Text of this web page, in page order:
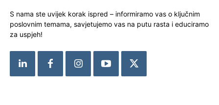
S nama ste uvijek korak ispred – informiramo vas o ključnim
poslovnim temama, savjetujemo vas na putu rasta i educiramo
za uspjeh!